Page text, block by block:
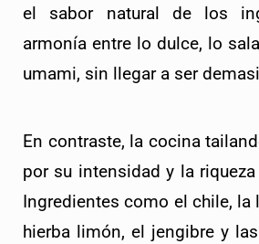
el sabor natural de los
armonía entre lo dulce, lo
umami, sin llegar a ser
En contraste, la cocina
por su intensidad y la
Ingredientes como el chile, la
hierba limón, el jengibre y